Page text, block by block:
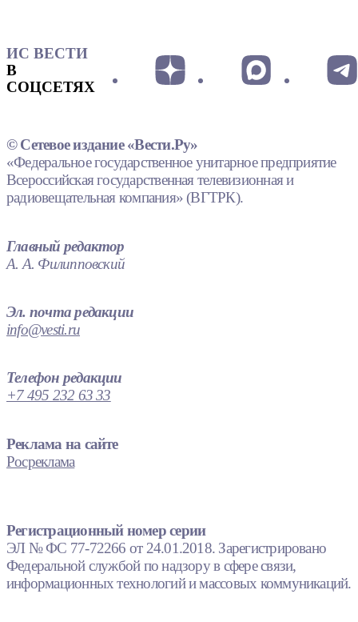
ИС ВЕСТИ
В
СОЦСЕТЯХ
© Сетевое издание «Вести.Ру»
«Федеральное государственное унитарное предприятие
Всероссийская государственная телевизионная и
радиовещательная компания» (ВГТРК).
Главный редактор
А. А. Филипповский
Эл. почта редакции
info@vesti.ru
Телефон редакции
+7 495 232 63 33
Реклама на сайте
Росреклама
Регистрационный номер серии
ЭЛ № ФС 77-72266 от 24.01.2018. Зарегистрировано
Федеральной службой по надзору в сфере связи,
информационных технологий и массовых коммуникаций.